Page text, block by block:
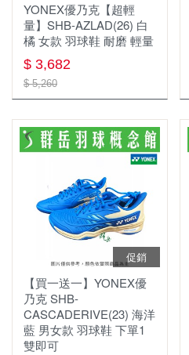
YONEX優乃克【超輕
量】SHB-AZLAD(26) 白
橘 女款 羽球鞋 耐磨 輕量
$ 3,682
$ 5,260
促銷
【買一送一】YONEX優
乃克 SHB-
CASCADERIVE(23) 海洋
藍 男女款 羽球鞋 下單1
雙即可